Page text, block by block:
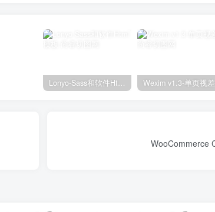
Lonyo-Sass和软件Html模板 Wexim v1.3-单页视差